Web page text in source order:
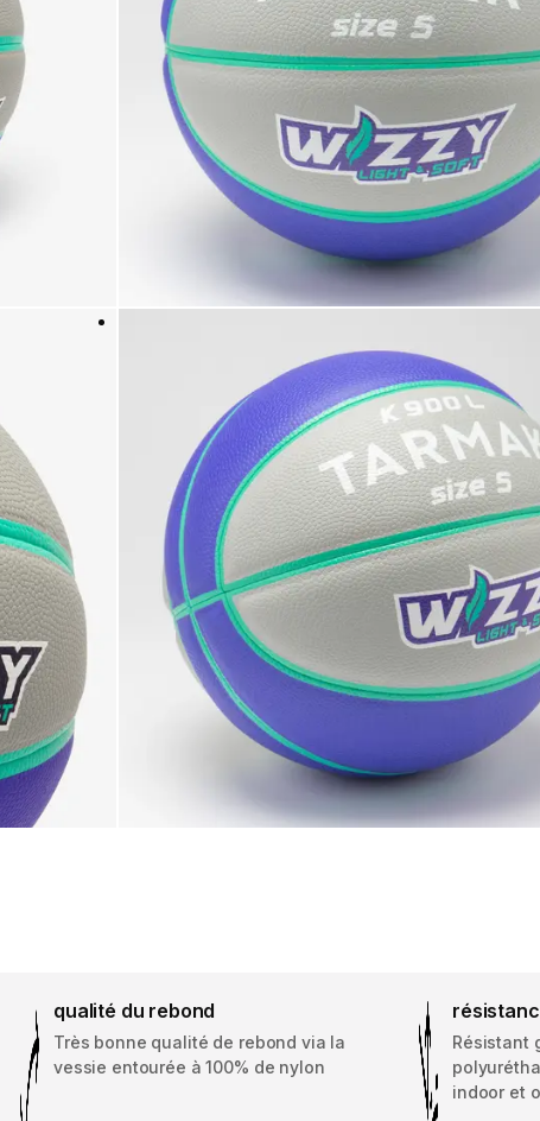
qualité du rebond
Très bonne qualité de rebond via la
vessie entourée à 100% de nylon
Résistant
indoor et